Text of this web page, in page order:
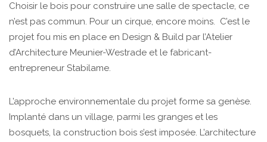
Choisir le bois pour construire une salle de spectacle, ce
n’est pas commun. Pour un cirque, encore moins. C’est le
projet fou mis en place en Design & Build par l’Atelier
d’Architecture Meunier-Westrade et le fabricant-
entrepreneur Stabilame.
L’approche environnementale du projet forme sa genèse.
Implanté dans un village, parmi les granges et les
bosquets, la construction bois s’est imposée. L’architecture